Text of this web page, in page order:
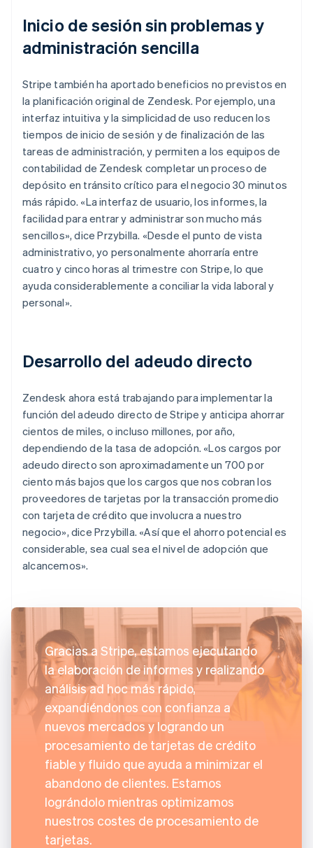
Inicio de sesión sin problemas y
administración sencilla
Stripe también ha aportado beneficios no previstos en
la planificación original de Zendesk. Por ejemplo, una
interfaz intuitiva y la simplicidad de uso reducen los
tiempos de inicio de sesión y de finalización de las
tareas de administración, y permiten a los equipos de
contabilidad de Zendesk completar un proceso de
depósito en tránsito crítico para el negocio 30 minutos
más rápido. «La interfaz de usuario, los informes, la
facilidad para entrar y administrar son mucho más
sencillos», dice Przybilla. «Desde el punto de vista
administrativo, yo personalmente ahorraría entre
cuatro y cinco horas al trimestre con Stripe, lo que
ayuda considerablemente a conciliar la vida laboral y
personal».
Desarrollo del adeudo directo
Zendesk ahora está trabajando para implementar la
función del adeudo directo de Stripe y anticipa ahorrar
cientos de miles, o incluso millones, por año,
dependiendo de la tasa de adopción. «Los cargos por
adeudo directo son aproximadamente un 700 por
ciento más bajos que los cargos que nos cobran los
proveedores de tarjetas por la transacción promedio
con tarjeta de crédito que involucra a nuestro
negocio», dice Przybilla. «Así que el ahorro potencial es
considerable, sea cual sea el nivel de adopción que
alcancemos».
Gracias a Stripe, estamos ejecutando
la elaboración de informes y realizando
análisis ad hoc más rápido,
expandiéndonos con confianza a
nuevos mercados y logrando un
procesamiento de tarjetas de crédito
fiable y fluido que ayuda a minimizar el
abandono de clientes. Estamos
lográndolo mientras optimizamos
nuestros costes de procesamiento de
tarjetas.